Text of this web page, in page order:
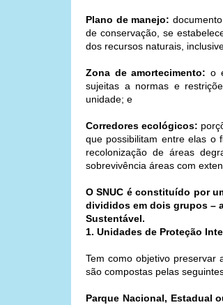
Plano de manejo:
de conservação, se
dos recursos naturais,
Zona de amortecimento: o
sujeitas a normas e
unidade; e
Corredores ecológicos:
que possibilitam entre elas o
recolonização de áreas
sobrevivência áreas com
O SNUC é constituído por
divididos em dois grupos –
Sustentável.
1. Unidades de Proteção
Tem como objetivo preservar
são compostas pelas
Parque Nacional, Estadual